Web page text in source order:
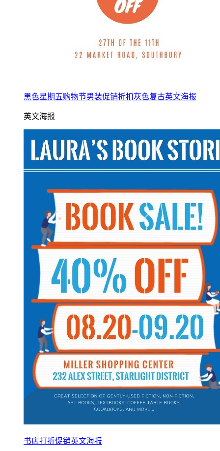
黑色星期五购物节男装促销折扣灰色复古英文海报
英文海报
书店打折促销英文海报